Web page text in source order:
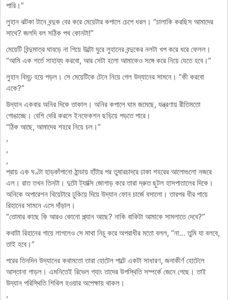
পারি।”
লুহান ঝটকা টানে বন্দুক বের করে মেয়েটার কপালে চেপে ধরল। “চালাকি করছিস আমাদের
সাথে? জলদি বল সঠিক পথ কোনটা!”
মেয়েটি বিন্দুমাত্র ঘাবড়ে না গিয়ে উল্টো ঘুরে লুহানের বন্দুকের নলটা খপ করে ধরে ফেলল।
“আমি এক শর্তে সাহায্য করবো, আর সেটা হলো আমাকেও সঙ্গে করে নিয়ে যেতে হবে।”
লুহান বিমূঢ় হয়ে পড়ল। সে মেয়েটিকে টেনে নিয়ে গেল উদ্যানের সামনে। “কী করবো
একে?”
উদ্যান একবার অনির দিকে তাকাল। অনির কপালে ঘাম জমেছে, যন্ত্রণায় রীতিমতো
গোঙাচ্ছে। বেশি দেরি করলে ইনফেকশন ছড়িয়ে পড়তে পারে।
“ঠিক আছে, আমাদের শহরে নিয়ে চল।”
,
,
,
প্রায় এক ঘণ্টা হাড়কাঁপানো ঠান্ডায় হাঁটার পর তুষারচাদরে ঢাকা শহরের আলোগুলো নজরে
এল। রাত তখন তিনটা। দুটো ট্যাক্সি জোগাড় করে তারা দ্রুত ছুটল হাসপাতালের দিকে।
অনিকে অপারেশন থিয়েটারে ঢুকিয়ে দিয়ে উদ্যান ফোন চার্জে বসালো। তারপর ধীর পায়ে
রিহানের সামনে এসে দাঁড়াল।
“তোমার কাছে কি আরও কোনো প্ল্যান আছে? নাকি বাকিটা আমাকে সামলাতে দেবে?”
কথাটা রিহানের গায়ে লাগলেও সে মাথা নিচু করে অপরাধীর মতো বলল, “না… তুমি যা বলবে,
তাই হবে।”
পরের তিনদিন উদ্যানের কথামতো তারা হোটেল পাল্টে একটা সাধারণ, জনাকীর্ণ হোটেলে
আস্তানা গাড়ল। এমনিতেই রিভেল গ্যাং তাদের উপস্থিতি সম্পর্কে জেনে গেছে। তাই
উদ্যান পরিস্থিতি শিথিল হওয়ার অপেক্ষায় থাকল।
,